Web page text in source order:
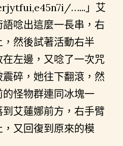
…...」艾
唸出這麼一長串，右
然後試著活動右半
左邊，又唸了一次咒
碎，她往下翻滾，然
怪物群連同冰塊一
艾蓮娜前方，右手臂
又回復到原來的模